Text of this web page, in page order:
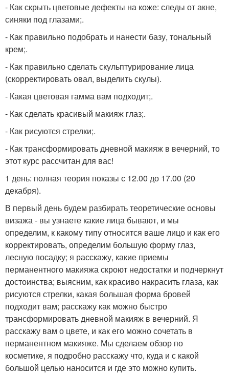
- Как скрыть цветовые дефекты на коже: следы от акне,
синяки под глазами;.
- Как правильно подобрать и нанести базу, тональный
крем;.
- Как правильно сделать скульптурирование лица
(скорректировать овал, выделить скулы).
- Какая цветовая гамма вам подходит;.
- Как сделать красивый макияж глаз;.
- Как рисуются стрелки;.
- Как трансформировать дневной макияж в вечерний, то
этот курс рассчитан для вас!
1 день: полная теория показы с 12.00 до 17.00 (20
декабря).
В первый день будем разбирать теоретические основы
визажа - вы узнаете какие лица бывают, и мы
определим, к какому типу относится ваше лицо и как его
корректировать, определим большую форму глаз,
лесную посадку; я расскажу, какие приемы
перманентного макияжа скроют недостатки и подчеркнут
достоинства; выясним, как красиво накрасить глаза, как
рисуются стрелки, какая большая форма бровей
подходит вам; расскажу как можно быстро
трансформировать дневной макияж в вечерний. Я
расскажу вам о цвете, и как его можно сочетать в
перманентном макияже. Мы сделаем обзор по
косметике, я подробно расскажу что, куда и с какой
большой целью наносится и где это можно купить.